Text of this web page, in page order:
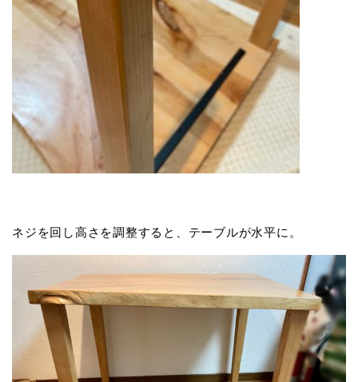
ネジを回し高さを調整すると、テーブルが水平に。